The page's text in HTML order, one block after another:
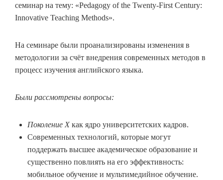
семинар на тему: «Pedagogy of the Twenty-First Century:
Innovative Teaching Methods».
На семинаре были проанализированы изменения в
методологии за счёт внедрения современных методов в
процесс изучения английского языка.
Были рассмотрены вопросы:
Поколение X как ядро университетских кадров.
Современных технологий, которые могут
поддержать высшее академическое образование и
существенно повлиять на его эффективность:
мобильное обучение и мультимедийное обучение.